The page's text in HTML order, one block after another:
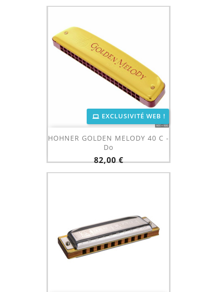
HOHNER GOLDEN MELODY 40 C -
Do
Prix
82,00 €
EXCLUSIVITÉ WEB !